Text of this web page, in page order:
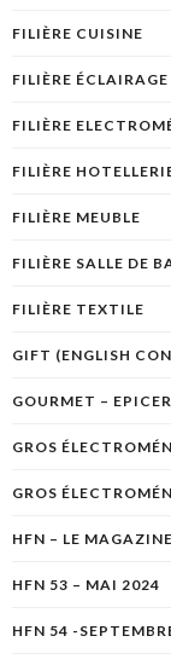
FILIÈRE CUISINE
FILIÈRE ÉCLAIRAGE
FILIÈRE
FILIÈRE
FILIÈRE MEUBLE
FILIÈRE SALLE DE
FILIÈRE TEXTILE
GIFT (ENGLISH
GOURMET –
GROS
GROS
HFN – LE MAGAZINE
HFN 53 – MAI 2024
HFN 54 -